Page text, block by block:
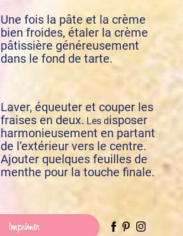
Imprimer
Une fois la pâte et la crème
bien froides, étaler la crème
pâtissière généreusement
dans le fond de tarte.
Laver, équeuter et couper les
fraises en deux. Les disposer
harmonieusement en partant
de l’extérieur vers le centre.
Ajouter quelques feuilles de
menthe pour la touche finale.